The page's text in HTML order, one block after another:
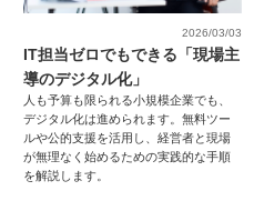
2026/03/03
IT担当ゼロでもできる「現場主
導のデジタル化」
人も予算も限られる小規模企業でも、
デジタル化は進められます。無料ツー
ルや公的支援を活用し、経営者と現場
が無理なく始めるための実践的な手順
を解説します。